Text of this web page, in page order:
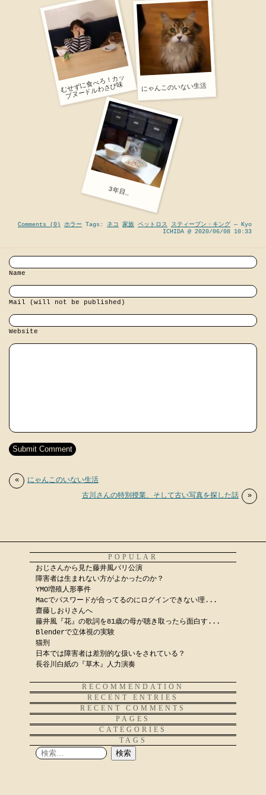
む
せ
ず
に
食
べ
ろ
！
カ
ッ
プ
ヌ
ー
ド
ル
わ
さ
び
味 にゃんこのいない生活
3年目…
Comments (0) ホラー Tags: ネコ 家族 ペットロス スティーブン・キング — Kyo
ICHIDA @ 2020/06/08 10:33
Name
Mail (will not be published)
Website
«
にゃんこのいない生活
古川さんの特別授業、そして古い写真を探した話
»
POPULAR
おじさんから見た藤井風パリ公演
障害者は生まれない方がよかったのか？
YMO増殖人形事件
Macでパスワードが合ってるのにログインできない理...
齋藤しおりさんへ
藤井風『花』の歌詞を81歳の母が聴き取ったら面白す...
Blenderで立体視の実験
猫刑
日本では障害者は差別的な扱いをされている？
長谷川白紙の『草木』人力演奏
RECOMMENDATION
RECENT ENTRIES
RECENT COMMENTS
PAGES
CATEGORIES
TAGS